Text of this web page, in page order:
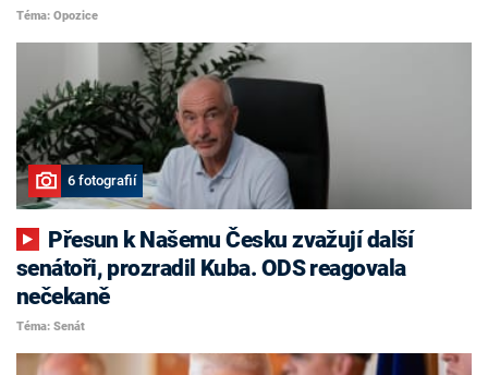
Téma: Opozice
6 fotografií
senátoři, prozradil Kuba. ODS reagovala
nečekaně
Téma: Senát